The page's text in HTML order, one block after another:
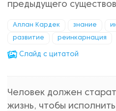
предыдущего
Аллан Кардек знание
развитие реинкарнация
Cлайд с цитатой
Человек должен
жизнь, чтобы